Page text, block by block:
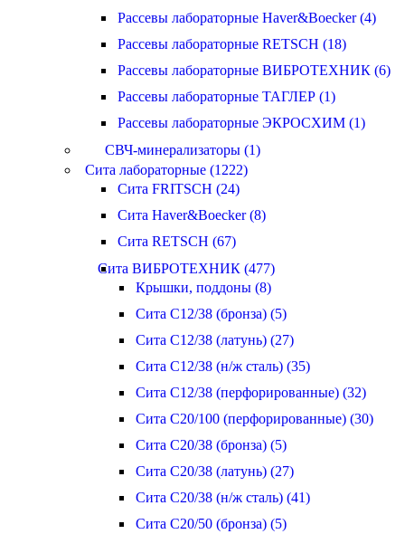
Рассевы лабораторные Haver&Boecker (4)
Рассевы лабораторные RETSCH (18)
Рассевы лабораторные ВИБРОТЕХНИК (6)
Рассевы лабораторные ТАГЛЕР (1)
Рассевы лабораторные ЭКРОСХИМ (1)
СВЧ-минерализаторы (1)
Сита лабораторные (1222)
Сита FRITSCH (24)
Сита Haver&Boecker (8)
Сита RETSCH (67)
Сита ВИБРОТЕХНИК (477)
Крышки, поддоны (8)
Сита С12/38 (бронза) (5)
Сита С12/38 (латунь) (27)
Сита С12/38 (н/ж сталь) (35)
Сита С12/38 (перфорированные) (32)
Сита С20/100 (перфорированные) (30)
Сита С20/38 (бронза) (5)
Сита С20/38 (латунь) (27)
Сита С20/38 (н/ж сталь) (41)
Сита С20/50 (бронза) (5)